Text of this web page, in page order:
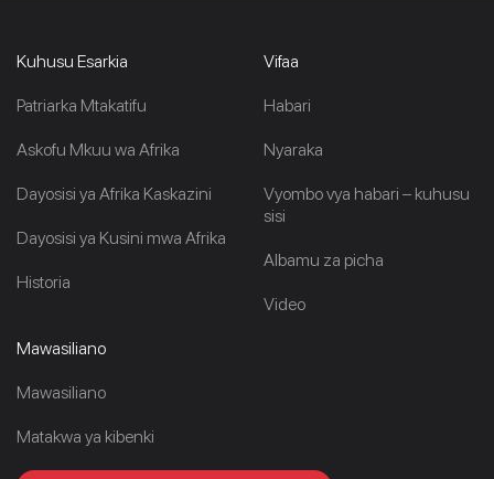
Kuhusu Esarkia
Patriarka Mtakatifu
Askofu Mkuu wa Afrika
Dayosisi ya Afrika Kaskazini
Dayosisi ya Kusini mwa Afrika
Historia
Vifaa
Habari
Nyaraka
Vyombo vya habari – kuhusu
sisi
Albamu za picha
Video
Mawasiliano
Mawasiliano
Matakwa ya kibenki